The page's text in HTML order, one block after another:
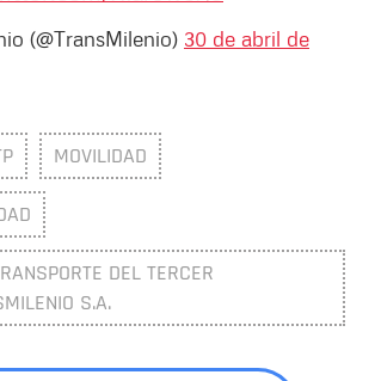
(@TransMilenio) 30 de abril de
MOVILIDAD
DEL TERCER
S.A.